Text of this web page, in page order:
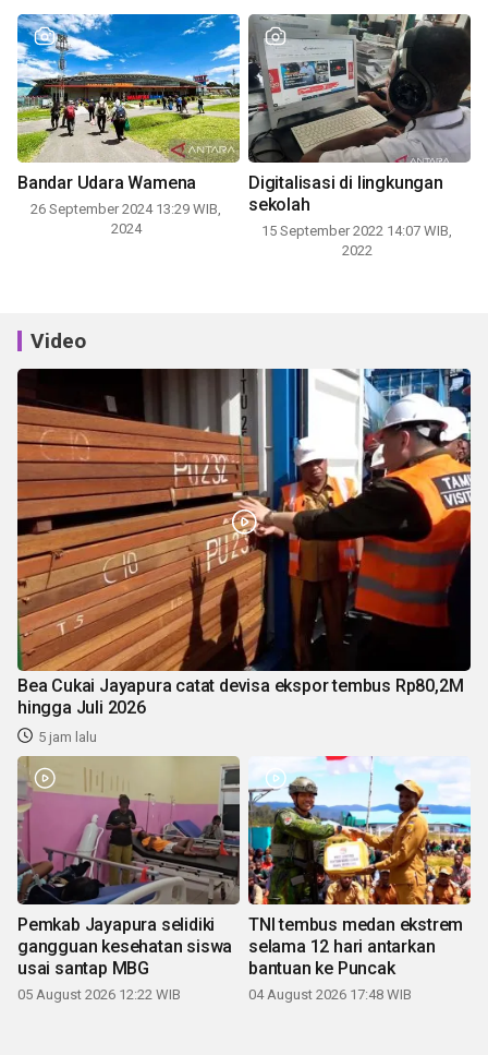
Bandar Udara Wamena
26 September 2024 13:29 WIB,
2024
Digitalisasi di lingkungan
sekolah
15 September 2022 14:07 WIB,
2022
Video
Bea Cukai Jayapura catat devisa ekspor tembus Rp80,2M
hingga Juli 2026
5 jam lalu
Pemkab Jayapura selidiki
gangguan kesehatan siswa
usai santap MBG
05 August 2026 12:22 WIB
TNI tembus medan ekstrem
selama 12 hari antarkan
bantuan ke Puncak
04 August 2026 17:48 WIB